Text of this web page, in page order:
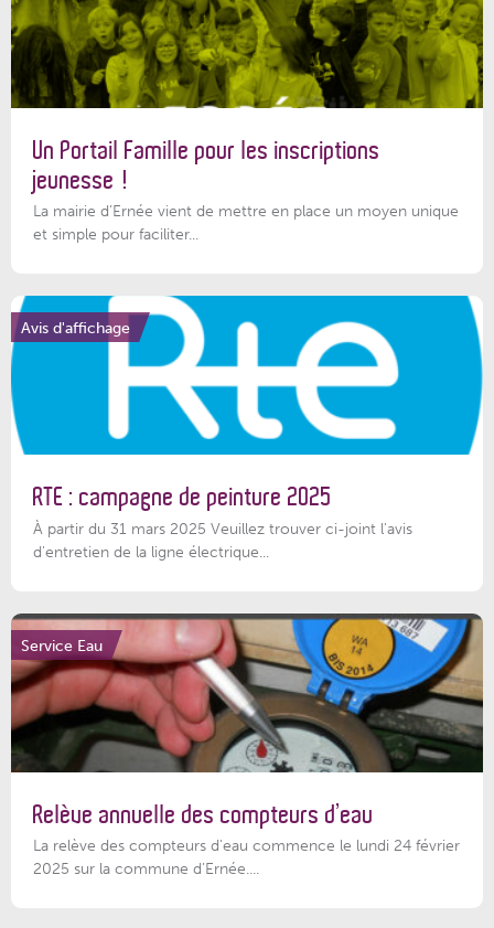
Un Portail Famille pour les inscriptions
jeunesse !
La mairie d’Ernée vient de mettre en place un moyen unique
et simple pour faciliter...
Avis d'affichage
RTE : campagne de peinture 2025
À partir du 31 mars 2025 Veuillez trouver ci-joint l'avis
d'entretien de la ligne électrique...
Service Eau
Relève annuelle des compteurs d’eau
La relève des compteurs d'eau commence le lundi 24 février
2025 sur la commune d’Ernée....